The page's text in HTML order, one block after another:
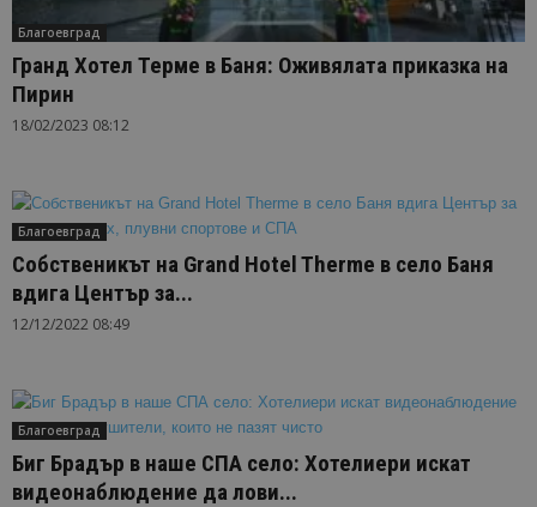
Благоевград
Гранд Хотел Терме в Баня: Оживялата приказка на
Пирин
18/02/2023 08:12
Благоевград
Собственикът на Grand Hotel Therme в село Баня
вдига Център за...
12/12/2022 08:49
Благоевград
Биг Брадър в наше СПА село: Хотелиери искат
видеонаблюдение да лови...